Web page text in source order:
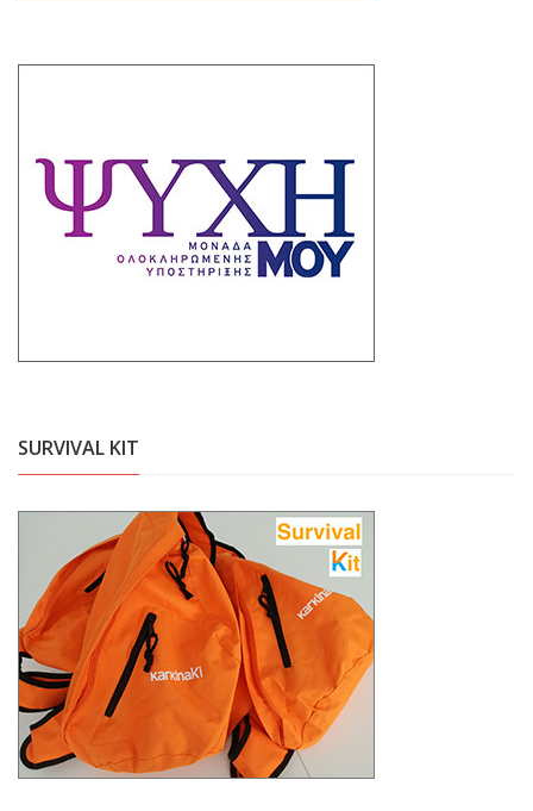
SURVIVAL KIT